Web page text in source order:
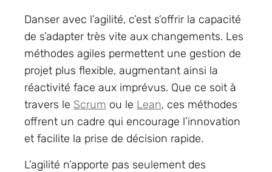
Danser avec l’agilité, c’est s’offrir la capacité
de s’adapter très vite aux changements. Les
méthodes agiles permettent une gestion de
projet plus flexible, augmentant ainsi la
réactivité face aux imprévus. Que ce soit à
travers le Scrum ou le Lean, ces méthodes
offrent un cadre qui encourage l’innovation
et facilite la prise de décision rapide.
L’agilité n’apporte pas seulement des